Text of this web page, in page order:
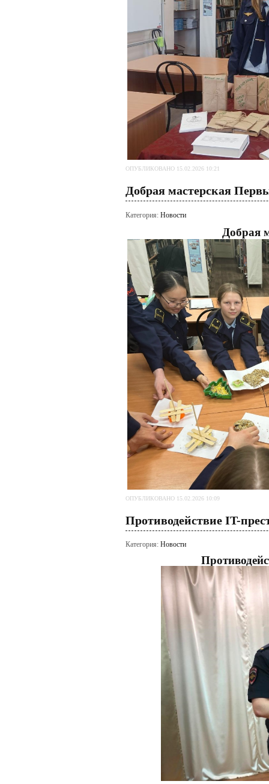
ОПУБЛИКОВАНО 15.02.2026 10:21
Добрая мастерская
Категория: Новости
Добрая
ОПУБЛИКОВАНО 15.02.2026 10:09
Противодействие IT-
Категория: Новости